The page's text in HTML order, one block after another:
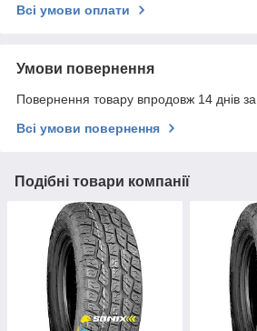
Всі умови оплати
Умови повернення
Повернення товару впродовж 14 днів
Всі умови повернення
Подібні товари компанії